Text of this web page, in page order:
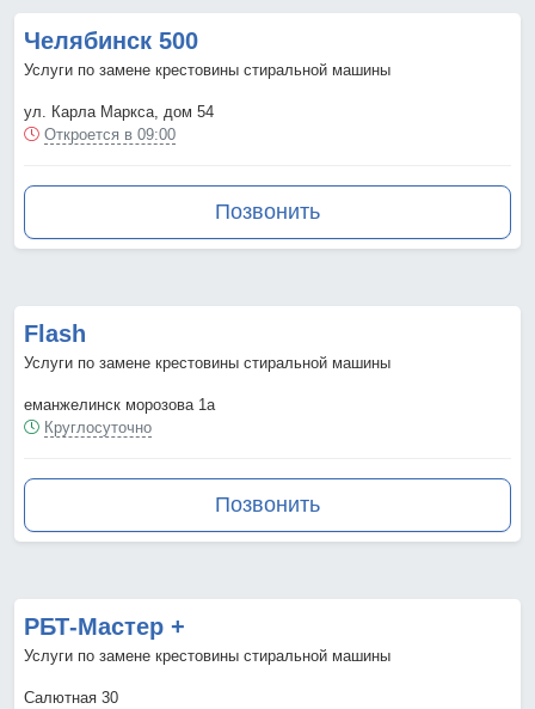
Челябинск 500
Услуги по замене крестовины стиральной машины
ул. Карла Маркса, дом 54
Откроется в 09:00
Позвонить
Flash
Услуги по замене крестовины стиральной машины
еманжелинск морозова 1а
Круглосуточно
Позвонить
РБТ-Мастер +
Услуги по замене крестовины стиральной машины
Салютная 30